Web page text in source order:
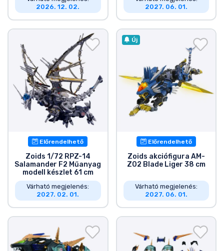
2026. 12. 02.
2027. 06. 01.
Előrendelhető
Zoids 1/72 RPZ-14
Salamander F2 Műanyag
modell készlet 61 cm
Várható megjelenés:
2027. 02. 01.
Új
Előrendelhető
Zoids akciófigura AM-
Z02 Blade Liger 38 cm
Várható megjelenés:
2027. 06. 01.